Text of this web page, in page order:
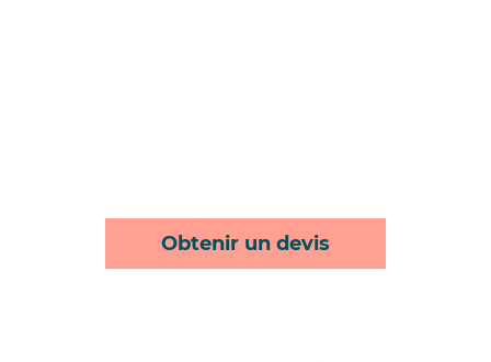
Obtenir un devis